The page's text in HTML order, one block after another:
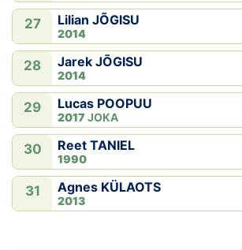
27 Lilian JÕGISU
2014
28 Jarek JÕGISU
2014
29 Lucas POOPUU
2017 JOKA
30 Reet TANIEL
1990
31 Agnes KÜLAOTS
2013